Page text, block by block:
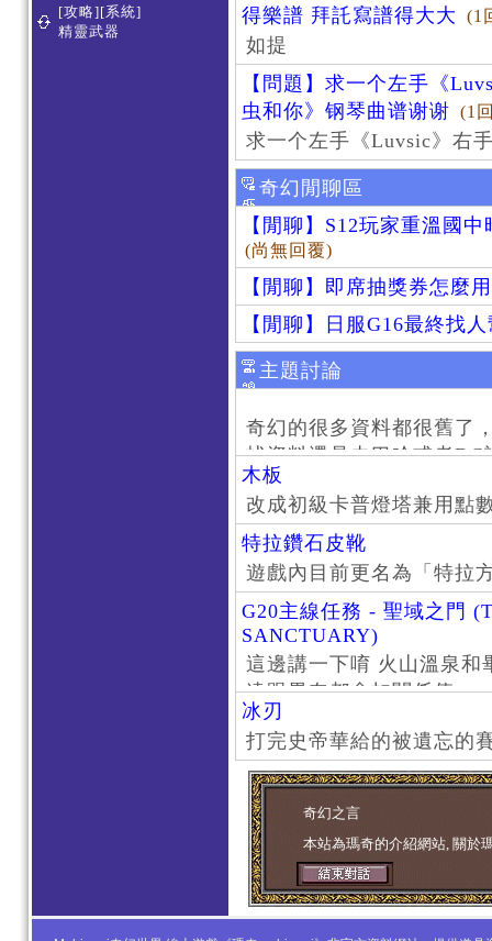
[攻略][系統]
精靈武器
得樂譜 拜託寫譜得大大
(1
如提
【問題】求一个左手《
虫和你》钢琴曲谱谢谢 (1
求一个左手《Luvsic》右
奇幻閒聊區
【閒聊】S12玩家重溫國
(尚無回覆)
【閒聊】即席抽獎券怎麼
【閒聊】日服G16最終找
主題討論
奇幻的很多資料都很舊了
找資料還是去巴哈或者
了。
木板
改成初級卡普燈塔兼用點
特拉鑽石皮靴
遊戲內目前更名為「特拉
G20主線任務 - 聖域之門
SANCTUARY)
這邊講一下唷 火山溫泉
遠跟畢奈都會扣關係值
冰刃
打完史帝華給的被遺忘的
奇幻之言
本站為瑪奇的介紹網站, 關於